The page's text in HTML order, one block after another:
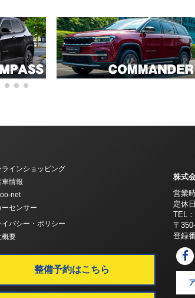
ラインショッピング
車情報
net
ーセンサー
イバシー・ポリシー
概要
整備予約はこちら
株式
営業
定休
TEL
〒
登録